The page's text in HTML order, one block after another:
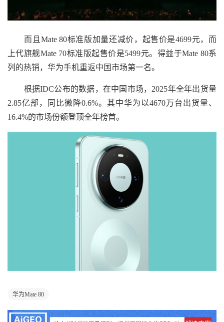
而且Mate 80标准版加量还减价，起售价是4699元，而
上代旗舰Mate 70标准版起售价是5499元。得益于Mate 80系
列的热销，华为手机重返中国市场第一名。
根据IDC公布的数据，在中国市场，2025年全年出货量
2.85亿部，同比微降0.6%。其中华为以4670万台出货量、
16.4%的市场份额登顶全年榜首。
华为Mate 80